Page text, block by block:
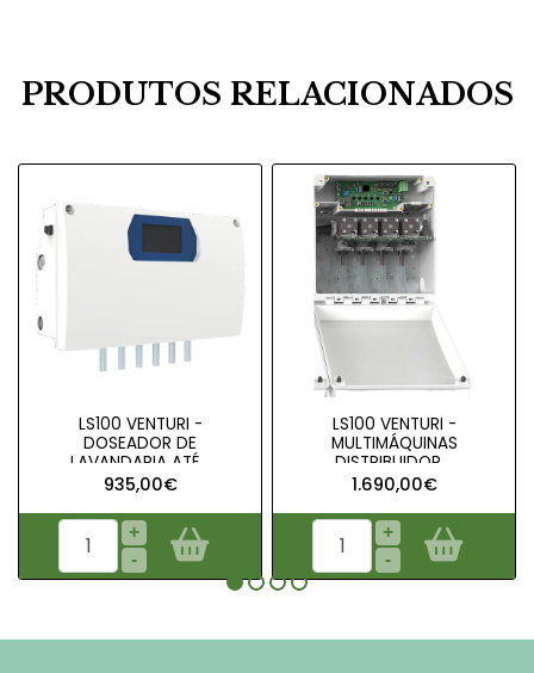
PRODUTOS RELACIONADOS
LS100 VENTURI -
DOSEADOR DE
LAVANDARIA ATÉ ..
935,00€
+
-
LS100 VENTURI -
MULTIMÁQUINAS
DISTRIBUIDOR ..
1.690,00€
+
-